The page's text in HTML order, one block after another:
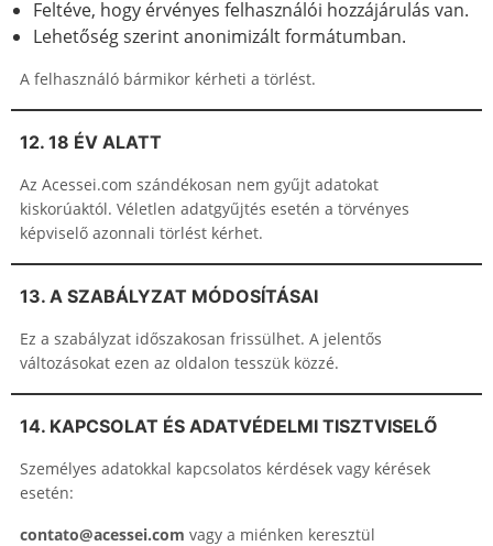
Feltéve, hogy érvényes felhasználói hozzájárulás van.
Lehetőség szerint anonimizált formátumban.
A felhasználó bármikor kérheti a törlést.
12. 18 ÉV ALATT
Az Acessei.com szándékosan nem gyűjt adatokat
kiskorúaktól. Véletlen adatgyűjtés esetén a törvényes
képviselő azonnali törlést kérhet.
13. A SZABÁLYZAT MÓDOSÍTÁSAI
Ez a szabályzat időszakosan frissülhet. A jelentős
változásokat ezen az oldalon tesszük közzé.
14. KAPCSOLAT ÉS ADATVÉDELMI TISZTVISELŐ
Személyes adatokkal kapcsolatos kérdések vagy kérések
esetén:
contato@acessei.com vagy a miénken keresztül